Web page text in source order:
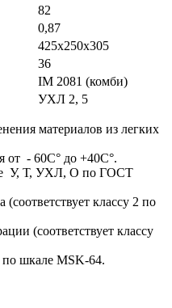
82
0,87
425х250х305
36
IM 2081 (комби)
УХЛ 2, 5
материалов из легких
от - 60С° до +40С°.
У, Т, УХЛ, О по ГОСТ
классу 2 по
(соответствует классу
по шкале MSK-64.